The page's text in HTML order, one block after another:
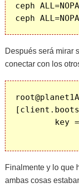
ceph
Después será mirar
conectar con los
Finalmente y lo que
ambas cosas